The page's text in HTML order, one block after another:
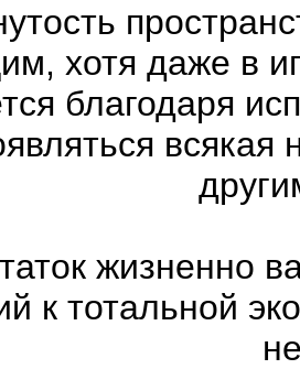
хотя даже в
благодаря
всякая
жизненно
к тотальной